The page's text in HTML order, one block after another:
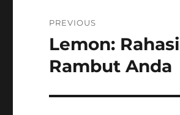
navigation
PREVIOUS
Previous
post:
Lemon:
Rambut Anda